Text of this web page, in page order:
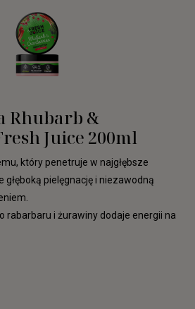
Rhubarb &
Juice 200ml
który penetruje w najgłębsze
pielęgnację i niezawodną
rabarbaru i żurawiny dodaje energii na